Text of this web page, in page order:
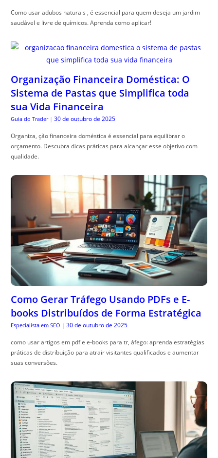
Como usar adubos naturais , é essencial para quem deseja um jardim
saudável e livre de químicos. Aprenda como aplicar!
Organização Financeira Doméstica: O
Sistema de Pastas que Simplifica toda
sua Vida Financeira
Guia do Trader | 30 de outubro de 2025
Organiza, ção financeira doméstica é essencial para equilibrar o
orçamento. Descubra dicas práticas para alcançar esse objetivo com
qualidade.
Como Gerar Tráfego Usando PDFs e E-
books Distribuídos de Forma Estratégica
Especialista em SEO | 30 de outubro de 2025
como usar artigos em pdf e e-books para tr, áfego: aprenda estratégias
práticas de distribuição para atrair visitantes qualificados e aumentar
suas conversões.